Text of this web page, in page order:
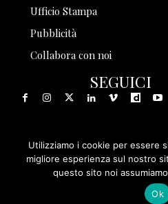
Ufficio Stampa
Pubblicità
Collabora con noi
SEGUICI
© 1999 - 2025 Storia in Rete
IVA
Utilizziamo i cookie per essere
migliore esperienza sul nostro
questo sito noi
Ok